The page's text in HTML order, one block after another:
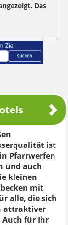
Das
ist
Pfarrwerfen
und auch
kleinen
mit
alle, die sich
attraktiver
Auch für Ihr